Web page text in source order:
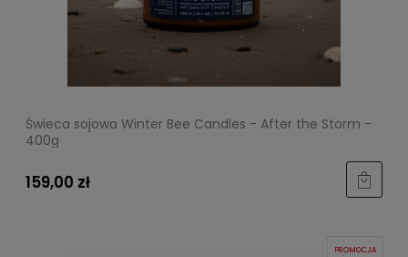
Świeca sojowa Winter Bee Candles - After the Storm -
400g
159,00 zł
PROMOCJA